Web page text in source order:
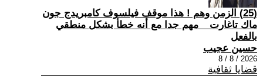
(25) الزمن وهم ! هذا موقف فيلسوف كامبريدج جون
ماك تاغارت _ مهم جدا مع أنه خطأ بشكل منطقي
بالفعل
حسين عجيب
2026 / 8 / 8
قضايا ثقافية